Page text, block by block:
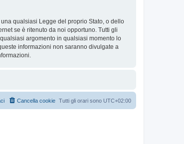
qualsiasi Legge del proprio Stato, o dello
se è ritenuto da noi opportuno. Tutti gli
argomento in qualsiasi momento lo
informazioni non saranno divulgate a
Tutti gli orari sono UTC+02:00
Cancella cookie